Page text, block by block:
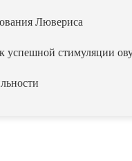
Лювериса
стимуляции